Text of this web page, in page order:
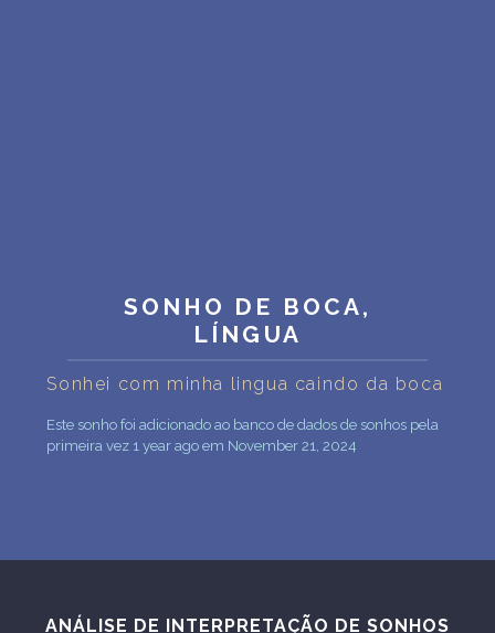
SONHO DE BOCA,
LÍNGUA
Sonhei com minha lingua caindo da boca
Este sonho foi adicionado ao banco de dados de sonhos pela
primeira vez 1 year ago em November 21, 2024
ANÁLISE DE INTERPRETAÇÃO DE SONHOS